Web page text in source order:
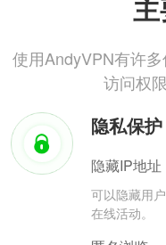
使用AndyVPN有许多
访问权
隐私保护
隐藏IP地址
可以隐藏用
在线活动。